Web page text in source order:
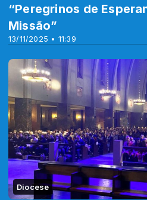
13/11/2025 • 11:39
“Peregrinos de
Missão”
Diocese